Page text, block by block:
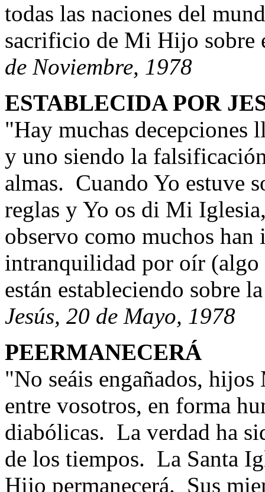
todas las naciones del
sacrificio de Mi Hijo sobre
de Noviembre, 1978
ESTABLECIDA POR
"Hay muchas decepciones
y uno siendo la
almas. Cuando Yo estuve
reglas y Yo os di Mi
observo como muchos han
intranquilidad por oír
están estableciendo sobre
Jesús, 20 de Mayo, 1978
PEERMANECERÁ
"No seáis engañados, hijos
entre vosotros, en forma
diabólicas. La verdad ha
de los tiempos. La Santa
Hijo permanecerá. Sus